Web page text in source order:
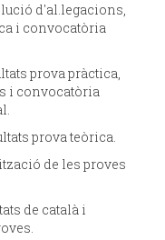
d'al.legacions,
i convocatòria
prova pràctica,
i convocatòria
prova teòrica.
de les proves
de català i